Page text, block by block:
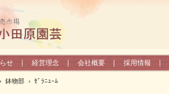
せ 経営理念 会社概要 採用情報
› 鉢物部 › ｾﾞﾗﾆｭｰﾑ